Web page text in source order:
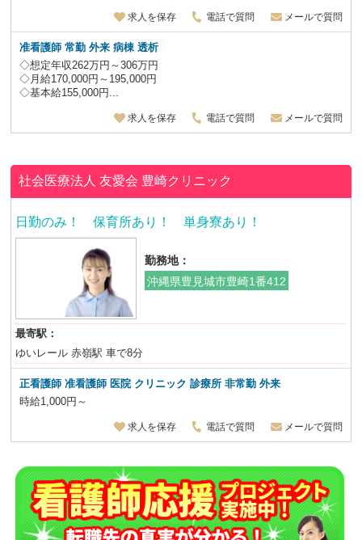
求人を保存 電話で質問 メールで質問
准看護師 常勤 外来 病棟 透析
◇想定年収262万円～306万円
◇月給170,000円～195,000円
◇基本給155,000円...
求人を保存 電話で質問 メールで質問
社会医療法人 友愛会 豊崎クリニック
日勤のみ！ 保育所あり！ 単身寮あり！
勤務地：
沖縄県豊見城市豊崎1番412
最寄駅：
ゆいレール 赤嶺駅 車で8分
正看護師 准看護師 医院 クリニック 診療所 非常勤 外来
時給1,000円～
求人を保存 電話で質問 メールで質問